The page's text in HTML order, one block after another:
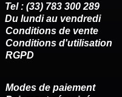
Tel : (33) 783 300 289
Du lundi au vendredi
Conditions de vente
Conditions d'utilisation
RGPD
Modes de paiement